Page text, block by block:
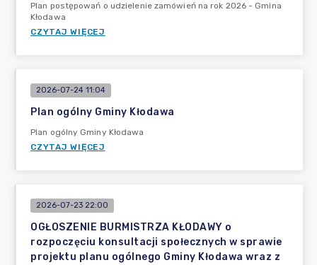
Plan postępowań o udzielenie zamówień na rok 2026 - Gmina
Kłodawa
CZYTAJ WIĘCEJ
2026-07-24 11:04
Plan ogólny Gminy Kłodawa
Plan ogólny Gminy Kłodawa
CZYTAJ WIĘCEJ
2026-07-23 22:00
OGŁOSZENIE BURMISTRZA KŁODAWY o
rozpoczęciu konsultacji społecznych w sprawie
projektu planu ogólnego Gminy Kłodawa wraz z